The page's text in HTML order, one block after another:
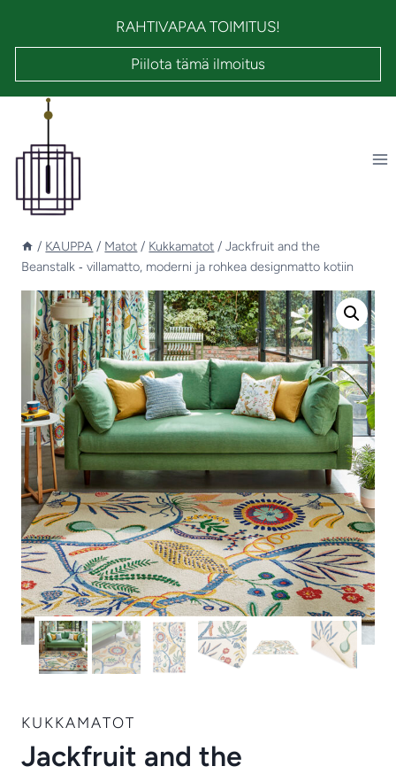
RAHTIVAPAA TOIMITUS!
Piilota tämä ilmoitus
/ KAUPPA / Matot / Kukkamatot / Jackfruit and the
Beanstalk ‑ villamatto, moderni ja rohkea designmatto kotiin
KUKKAMATOT
Jackfruit and the